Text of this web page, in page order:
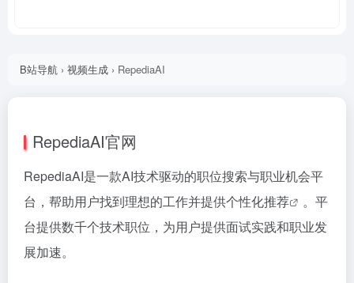
B站导航 › 视频生成 › RepediaAI
RepediaAI官网
RepediaAI是一款AI技术驱动的职位搜索与职业机会平
台，帮助用户找到理想的工作并提供个性化推荐
。平
台提供数千个技术职位，为用户提供面试实践和职业发
展加速。